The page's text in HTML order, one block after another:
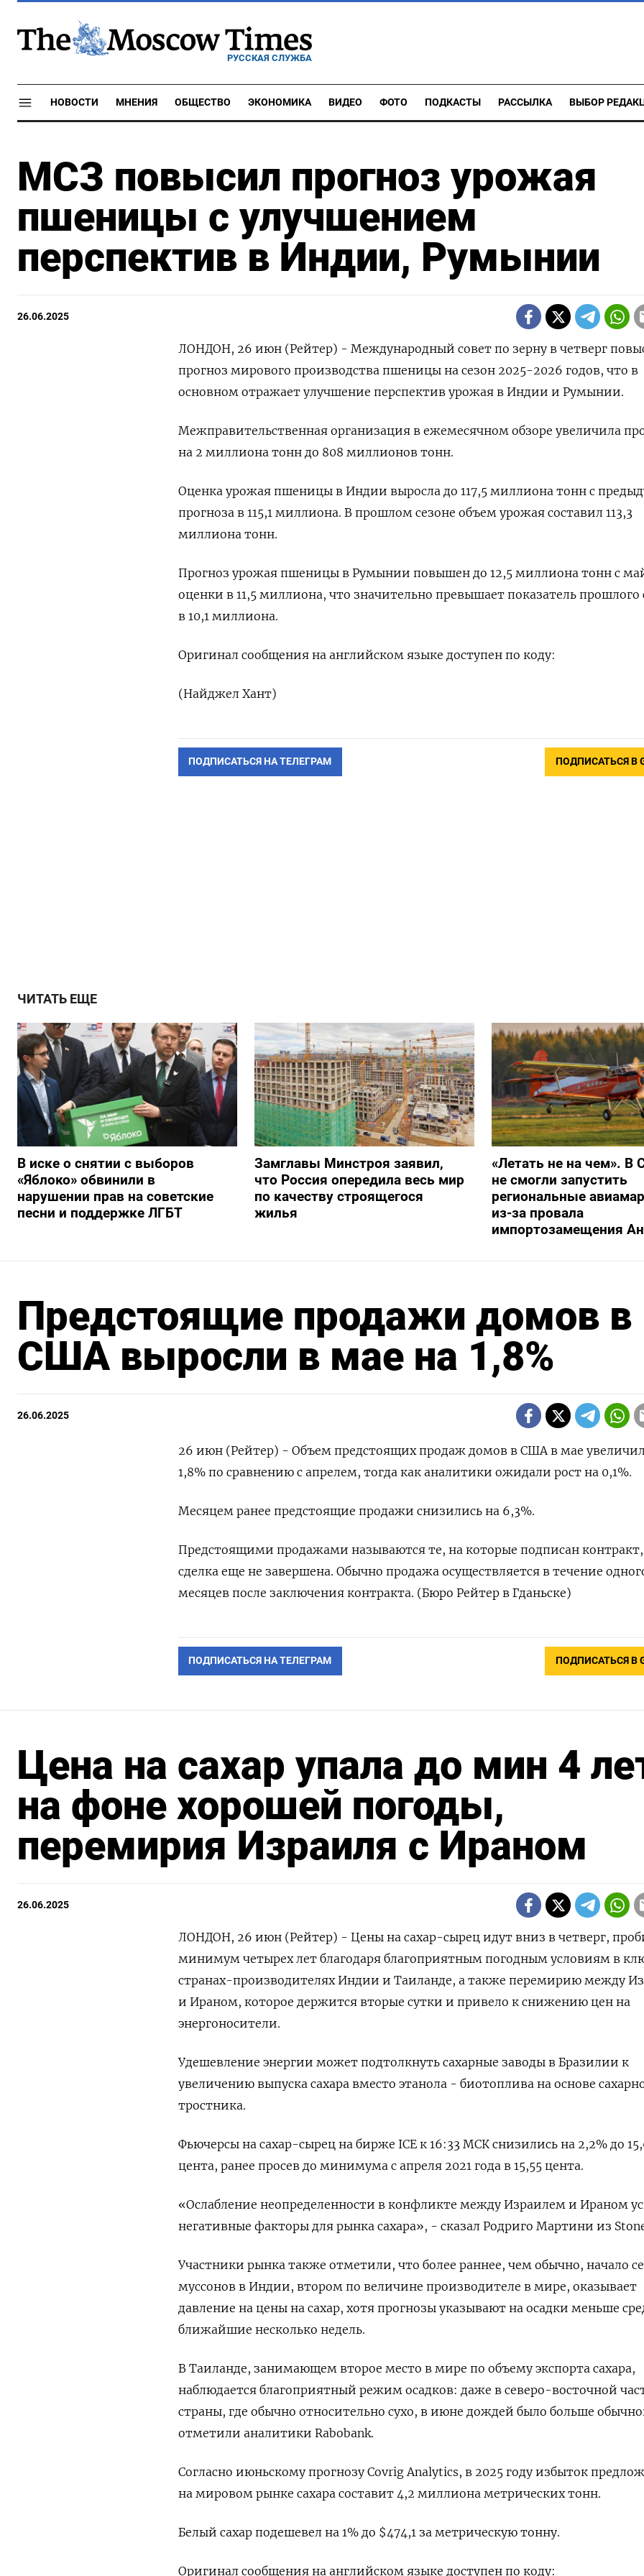
РУССКАЯ СЛУЖБА
НОВОСТИ МНЕНИЯ ОБЩЕСТВО ЭКОНОМИКА ВИДЕО ФОТО ПОДКАСТЫ РАССЫЛКА ВЫБОР
МСЗ повысил прогноз урожая
пшеницы с улучшением
перспектив в Индии, Румынии
26.06.2025
ЛОНДОН, 26 июн (Рейтер) - Международный совет по зерну в четверг
прогноз мирового производства пшеницы на сезон 2025-2026 годов, что в
основном отражает улучшение перспектив урожая в Индии и Румынии.
Межправительственная организация в ежемесячном обзоре увеличила
на 2 миллиона тонн до 808 миллионов тонн.
Оценка урожая пшеницы в Индии выросла до 117,5 миллиона тонн с
прогноза в 115,1 миллиона. В прошлом сезоне объем урожая составил 113,3
миллиона тонн.
Прогноз урожая пшеницы в Румынии повышен до 12,5 миллиона тонн с
оценки в 11,5 миллиона, что значительно превышает показатель прошлого
в 10,1 миллиона.
Оригинал сообщения на английском языке доступен по коду:
(Найджел Хант)
ПОДПИСАТЬСЯ НА ТЕЛЕГРАМ ПОДПИСАТЬСЯ В
ЧИТАТЬ ЕЩЕ
В иске о снятии с выборов
«Яблоко» обвинили в
нарушении прав на советские
песни и поддержке ЛГБТ
Замглавы Минстроя заявил,
что Россия опередила весь мир
по качеству строящегося
жилья
«Летать не на чем». В
не смогли запустить
региональные
из-за провала
импортозамещения
Предстоящие продажи домов в
США выросли в мае на 1,8%
26.06.2025
26 июн (Рейтер) - Объем предстоящих продаж домов в США в мае
1,8% по сравнению с апрелем, тогда как аналитики ожидали рост на 0,1%.
Месяцем ранее предстоящие продажи снизились на 6,3%.
Предстоящими продажами называются те, на которые подписан
сделка еще не завершена. Обычно продажа осуществляется в течение
месяцев после заключения контракта. (Бюро Рейтер в Гданьске)
ПОДПИСАТЬСЯ НА ТЕЛЕГРАМ ПОДПИСАТЬСЯ В
Цена на сахар упала до мин 4
на фоне хорошей погоды,
перемирия Израиля с Ираном
26.06.2025
ЛОНДОН, 26 июн (Рейтер) - Цены на сахар-сырец идут вниз в четверг,
минимум четырех лет благодаря благоприятным погодным условиям в
странах-производителях Индии и Таиланде, а также перемирию между
и Ираном, которое держится вторые сутки и привело к снижению цен на
энергоносители.
Удешевление энергии может подтолкнуть сахарные заводы в Бразилии к
увеличению выпуска сахара вместо этанола - биотоплива на основе
тростника.
Фьючерсы на сахар-сырец на бирже ICE к 16:33 МСК снизились на 2,2% до
цента, ранее просев до минимума с апреля 2021 года в 15,55 цента.
«Ослабление неопределенности в конфликте между Израилем и Ираном
негативные факторы для рынка сахара», - сказал Родриго Мартини из
Участники рынка также отметили, что более раннее, чем обычно, начало
муссонов в Индии, втором по величине производителе в мире, оказывает
давление на цены на сахар, хотя прогнозы указывают на осадки меньше
ближайшие несколько недель.
В Таиланде, занимающем второе место в мире по объему экспорта сахара,
наблюдается благоприятный режим осадков: даже в северо-восточной
страны, где обычно относительно сухо, в июне дождей было больше
отметили аналитики Rabobank.
Согласно июньскому прогнозу Covrig Analytics, в 2025 году избыток
на мировом рынке сахара составит 4,2 миллиона метрических тонн.
Белый сахар подешевел на 1% до $474,1 за метрическую тонну.
Оригинал сообщения на английском языке доступен по коду: